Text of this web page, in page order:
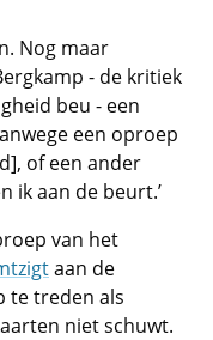
Nog maar
- de kritiek
beu - een
een oproep
of een ander
ik aan de beurt.’
van het
aan de
te treden als
niet schuwt.